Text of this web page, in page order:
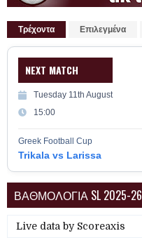
Τρέχοντα Επιλεγμένα
NEXT MATCH
Tuesday 11th August
15:00
Greek Football Cup
Trikala vs Larissa
ΒΑΘΜΟΛΟΓΙΑ SL 2025-26
Live data by Scoreaxis